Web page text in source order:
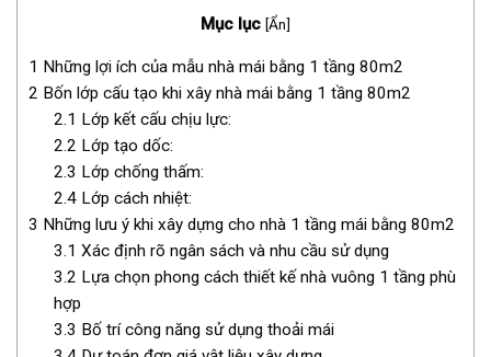
Mục lục [Ẩn]
1 Những lợi ích của mẫu nhà mái bằng 1 tầng 80m2
2 Bốn lớp cấu tạo khi xây nhà mái bằng 1 tầng 80m2
2.1 Lớp kết cấu chịu lực:
2.2 Lớp tạo dốc:
2.3 Lớp chống thấm:
2.4Lớp cách nhiệt:
3 Những lưu ý khi xây dựng cho nhà 1 tầng mái bằng 80m2
3.1 Xác định rõ ngân sách và nhu cầu sử dụng
3.2 Lựa chọn phong cách thiết kế nhà vuông 1 tầng phù
hợp
3.3 Bố trí công năng sử dụng thoải mái